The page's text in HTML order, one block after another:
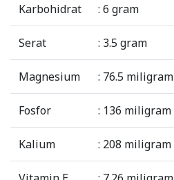
Karbohidrat : 6 gram
Serat : 3.5 gram
Magnesium : 76.5 miligram
Fosfor : 136 miligram
Kalium : 208 miligram